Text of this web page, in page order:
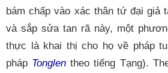
bám chấp vào xác thân tứ đại giả
và sắp sửa tan rã này, một
thực là khai thị cho họ về pháp tu
pháp Tonglen theo tiếng Tạng).